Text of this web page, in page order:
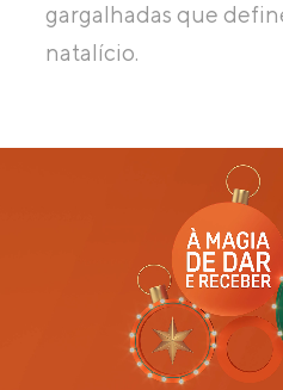
gargalhadas que
natalício.